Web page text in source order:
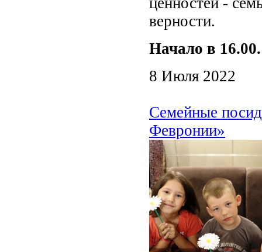
верности.
Начало в 16.00.
8 Июля 2022
Семейные
Февронии»